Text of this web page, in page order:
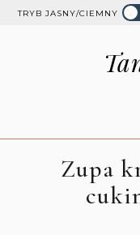
TRYB JASNY/CIEMNY
Zupa